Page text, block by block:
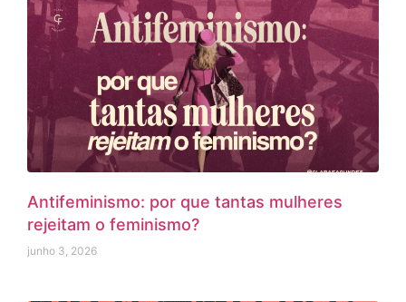
Antifeminismo: por que tantas mulheres
rejeitam o feminismo?
junho 3, 2026